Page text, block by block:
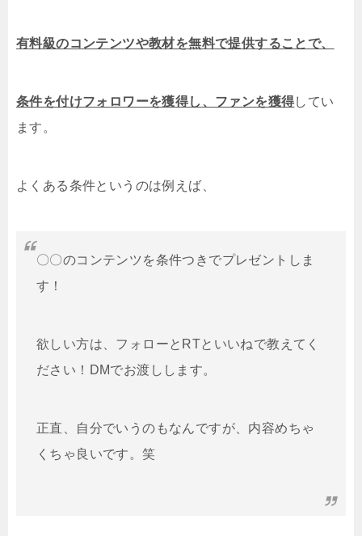
有料級のコンテンツや教材を無料で提供することで、
条件を付けフォロワーを獲得し、ファンを獲得してい
ます。
よくある条件というのは例えば、
〇〇のコンテンツを条件つきでプレゼントしま
す！
欲しい方は、フォローとRTといいねで教えてく
ださい！DMでお渡しします。
正直、自分でいうのもなんですが、内容めちゃ
くちゃ良いです。笑